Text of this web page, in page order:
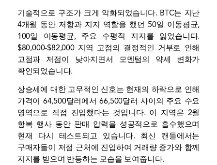
기술적으로 구조가 크게 악화되었습니다. BTC는 지난
4개월 동안 저항과 지지 역할을 했던 50일 이동평균,
100일 이동평균, 주요 수평적 지지를 잃었습니다.
$80,000-$82,000 지역 고점의 결정적인 거부로 인해
고점과 저점이 낮아지면서 모멘텀의 약세 변화가
확인되었습니다.
상승세에 대한 고무적인 신호는 현재의 하락으로 인해
가격이 64,500달러에서 66,500달러 사이의 주요 수요
영역으로 직접 진입했다는 것입니다. 이 지역은 2월
항복 행사 동안 판매 압력을 성공적으로 흡수했으며
현재 다시 테스트되고 있습니다. 최신 캔들에서는
구매자들이 저점 근처에 진입하여 거래량 증가와 함께
지지를 받으며 반등하는 모습을 보여줍니다.